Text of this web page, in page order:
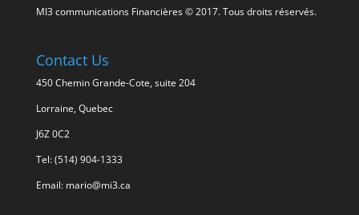
MI3 communications Financières © 2017. Tous droits réservés.
Contact Us
450 Chemin Grande-Cote, suite 204
Lorraine, Quebec
J6Z 0C2
Tel: (514) 904-1333
Email: mario@mi3.ca